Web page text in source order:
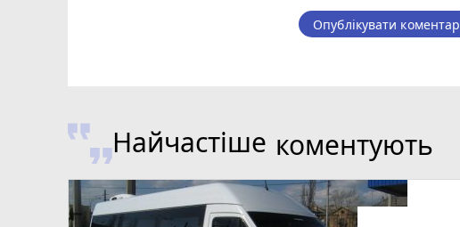
Опублікувати коментар
Найчастіше коментують